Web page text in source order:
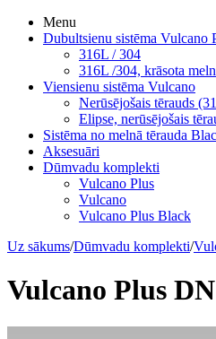
Menu
Dubultsienu sistēma Vulcano
316L / 304
316L /304, krāsota
Viensienu sistēma Vulcano
Nerūsējošais tērauds
Elipse, nerūsējošais
Sistēma no melnā tērauda
Aksesuāri
Dūmvadu komplekti
Vulcano Plus
Vulcano
Vulcano Plus Black
Uz sākums/Dūmvadu komplekti/
Vulcano Plus